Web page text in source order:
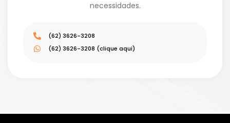
necessidades.
(62) 3626-3208
(62) 3626-3208 (clique aqui)